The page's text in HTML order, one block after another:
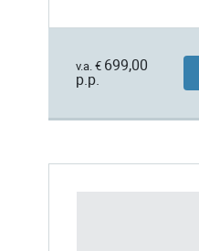
v.a. € 699,00
p.p.